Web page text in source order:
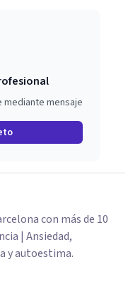
mediante mensaje
con más de 10
| Ansiedad,
y autoestima.